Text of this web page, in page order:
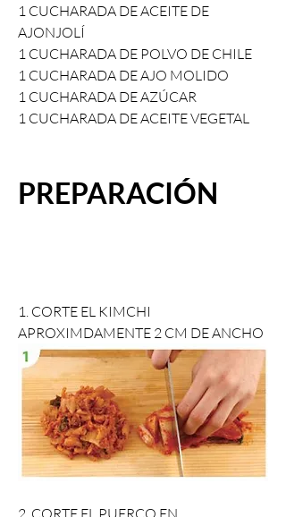
1 CUCHARADA DE ACEITE DE
AJONJOLÍ
1 CUCHARADA DE POLVO DE CHILE
1 CUCHARADA DE AJO MOLIDO
1 CUCHARADA DE AZÚCAR
1 CUCHARADA DE ACEITE VEGETAL
PREPARACIÓN
1. CORTE EL KIMCHI
APROXIMDAMENTE 2 CM DE ANCHO